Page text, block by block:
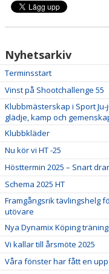
Nyhetsarkiv
Terminsstart
Vinst på Shootchallenge 55
Klubbmästerskap i Sport Ju-
glädje, kamp och
Klubbkläder
Nu kör vi HT -25
Hösttermin 2025 – Snart
Schema 2025 HT
Framgångsrik tävlingshelg
utövare
Nya Dynamix Köping
Vi kallar till årsmöte 2025
Våra fönster har fått en